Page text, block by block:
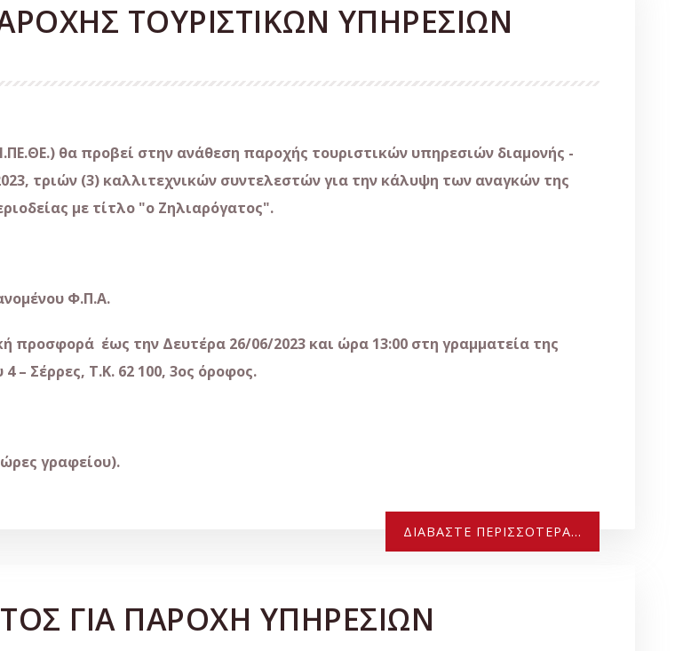
ΤΟΥΡΙΣΤΙΚΩΝ ΥΠΗΡΕΣΙΩΝ
θα προβεί στην ανάθεση παροχής τουριστικών υπηρεσιών διαμονής -
τριών (3) καλλιτεχνικών συντελεστών για την κάλυψη των αναγκών της
με τίτλο "ο Ζηλιαρόγατος".
Φ.Π.Α.
προσφορά έως την Δευτέρα 26/06/2023 και ώρα 13:00 στη γραμματεία της
– Σέρρες, Τ.Κ. 62 100, 3ος όροφος.
γραφείου).
ΔΙΑΒΆΣΤΕ ΠΕΡΙΣΣΌΤΕΡΑ...
ΓΙΑ ΠΑΡΟΧΗ ΥΠΗΡΕΣΙΩΝ